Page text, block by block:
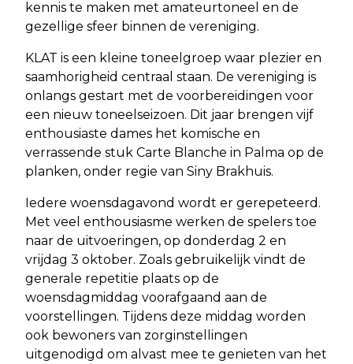
kennis te maken met amateurtoneel en de
gezellige sfeer binnen de vereniging.
KLAT is een kleine toneelgroep waar plezier en
saamhorigheid centraal staan. De vereniging is
onlangs gestart met de voorbereidingen voor
een nieuw toneelseizoen. Dit jaar brengen vijf
enthousiaste dames het komische en
verrassende stuk Carte Blanche in Palma op de
planken, onder regie van Siny Brakhuis.
Iedere woensdagavond wordt er gerepeteerd.
Met veel enthousiasme werken de spelers toe
naar de uitvoeringen, op donderdag 2 en
vrijdag 3 oktober. Zoals gebruikelijk vindt de
generale repetitie plaats op de
woensdagmiddag voorafgaand aan de
voorstellingen. Tijdens deze middag worden
ook bewoners van zorginstellingen
uitgenodigd om alvast mee te genieten van het